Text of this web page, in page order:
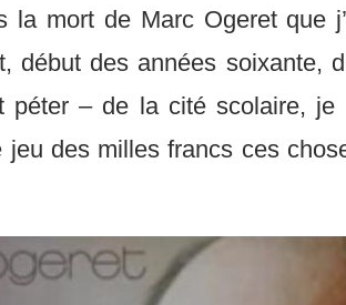
la mort de Marc Ogeret que
début des années soixante,
péter – de la cité scolaire,
jeu des milles francs ces